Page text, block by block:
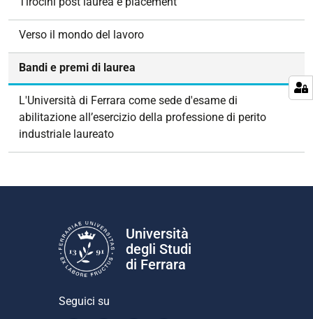
Verso il mondo del lavoro
Bandi e premi di laurea
L'Università di Ferrara come sede d'esame di
abilitazione all’esercizio della professione di perito
industriale laureato
Università
degli Studi
di Ferrara
Seguici su